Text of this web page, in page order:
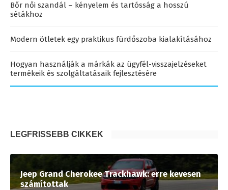
Bőr női szandál – kényelem és tartósság a hosszú
sétákhoz
Modern ötletek egy praktikus fürdőszoba kialakításához
Hogyan használják a márkák az ügyfél-visszajelzéseket
termékeik és szolgáltatásaik fejlesztésére
LEGFRISSEBB CIKKEK
Jeep Grand Cherokee Trackhawk: erre kevesen
számítottak